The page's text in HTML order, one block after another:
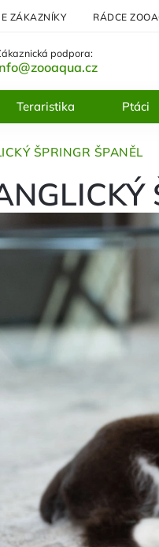
ZÁKAZNÍKY RÁDCE
podpora:
Teraristika Ptáci
ŠPRINGR ŠPANĚL